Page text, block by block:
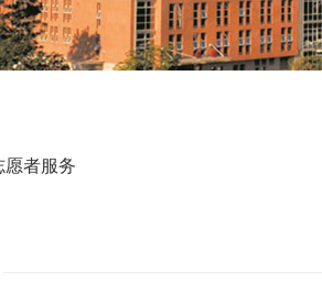
愿者服务